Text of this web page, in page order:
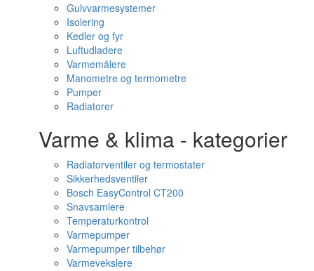
Gulvvarmesystemer
Isolering
Kedler og fyr
Luftudladere
Varmemålere
Manometre og termometre
Pumper
Radiatorer
Varme & klima - kategorier
Radiatorventiler og termostater
Sikkerhedsventiler
Bosch EasyControl CT200
Snavsamlere
Temperaturkontrol
Varmepumper
Varmepumper tilbehør
Varmevekslere